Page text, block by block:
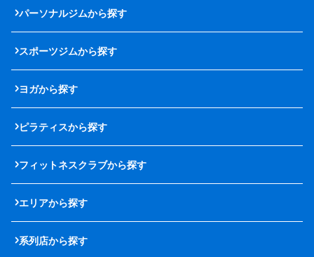
パーソナルジムから探す
スポーツジムから探す
ヨガから探す
ピラティスから探す
フィットネスクラブから探す
エリアから探す
系列店から探す